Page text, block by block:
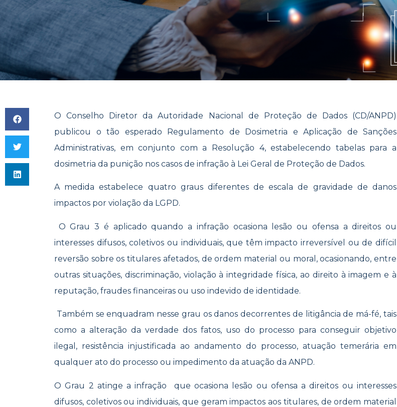
O Conselho Diretor da Autoridade Nacional de Proteção de Dados (CD/ANPD)
publicou o tão esperado Regulamento de Dosimetria e Aplicação de Sanções
Administrativas, em conjunto com a Resolução 4, estabelecendo tabelas para a
dosimetria da punição nos casos de infração à Lei Geral de Proteção de Dados.
​​A medida estabelece quatro graus diferentes de escala de gravidade de danos
impactos por violação da LGPD.
O Grau 3 é aplicado quando a infração ocasiona lesão ou ofensa a direitos ou
interesses difusos, coletivos ou individuais, que têm impacto irreversível ou de difícil
reversão sobre os titulares afetados, de ordem material ou moral, ocasionando, entre
outras situações, discriminação, violação à integridade física, ao direito à imagem e à
reputação, fraudes financeiras ou uso indevido de identidade.
Também se enquadram nesse grau os danos decorrentes de litigância de má-fé, tais
como a alteração da verdade dos fatos, uso do processo para conseguir objetivo
ilegal, resistência injustificada ao andamento do processo, atuação temerária em
qualquer ato do processo ou impedimento da atuação da ANPD.
O Grau 2 atinge a infração que ocasiona lesão ou ofensa a direitos ou interesses
difusos, coletivos ou individuais, que geram impactos aos titulares, de ordem material